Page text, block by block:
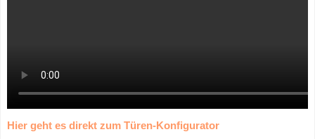
Hier geht es direkt zum Türen-Konfigurator